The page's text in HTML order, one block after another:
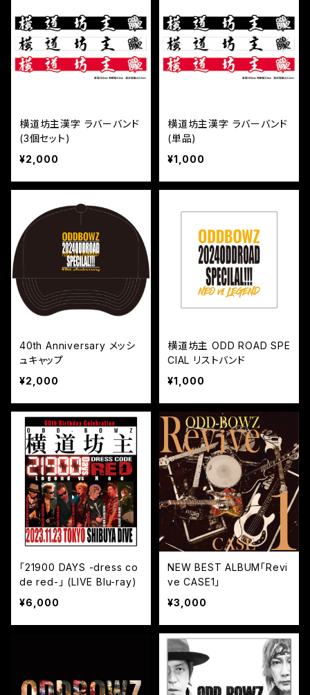
横道坊主漢字 ラバーバンド
(3個セット)
¥2,000
横道坊主漢字 ラバーバンド
(単品)
¥1,000
40th Anniversary メッシ
ュキャップ
¥2,000
横道坊主 ODD ROAD SPE
CIAL リストバンド
¥1,000
「21900 DAYS -dress co
de red-」 (LIVE Blu-ray)
¥6,000
NEW BEST ALBUM「Revi
ve CASE1」
¥3,000